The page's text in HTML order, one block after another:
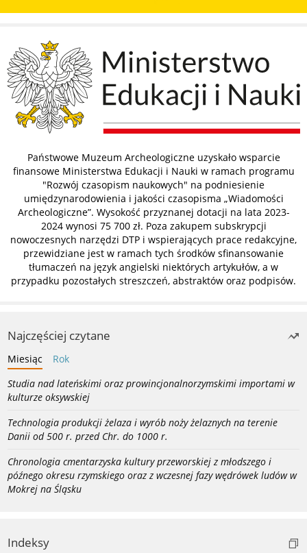
Państwowe Muzeum Archeologiczne uzyskało wsparcie
finansowe Ministerstwa Edukacji i Nauki w ramach programu
"Rozwój czasopism naukowych" na podniesienie
umiędzynarodowienia i jakości czasopisma „Wiadomości
Archeologiczne”. Wysokość przyznanej dotacji na lata 2023-
2024 wynosi 75 700 zł. Poza zakupem subskrypcji
nowoczesnych narzędzi DTP i wspierających prace redakcyjne,
przewidziane jest w ramach tych środków sfinansowanie
tłumaczeń na język angielski niektórych artykułów, a w
przypadku pozostałych streszczeń, abstraktów oraz podpisów.
Najczęściej czytane
Miesiąc
Rok
Studia nad lateńskimi oraz prowincjonalnorzymskimi importami w
kulturze oksywskiej
Technologia produkcji żelaza i wyrób noży żelaznych na terenie
Danii od 500 r. przed Chr. do 1000 r.
Chronologia cmentarzyska kultury przeworskiej z młodszego i
późnego okresu rzymskiego oraz z wczesnej fazy wędrówek ludów w
Mokrej na Śląsku
Indeksy